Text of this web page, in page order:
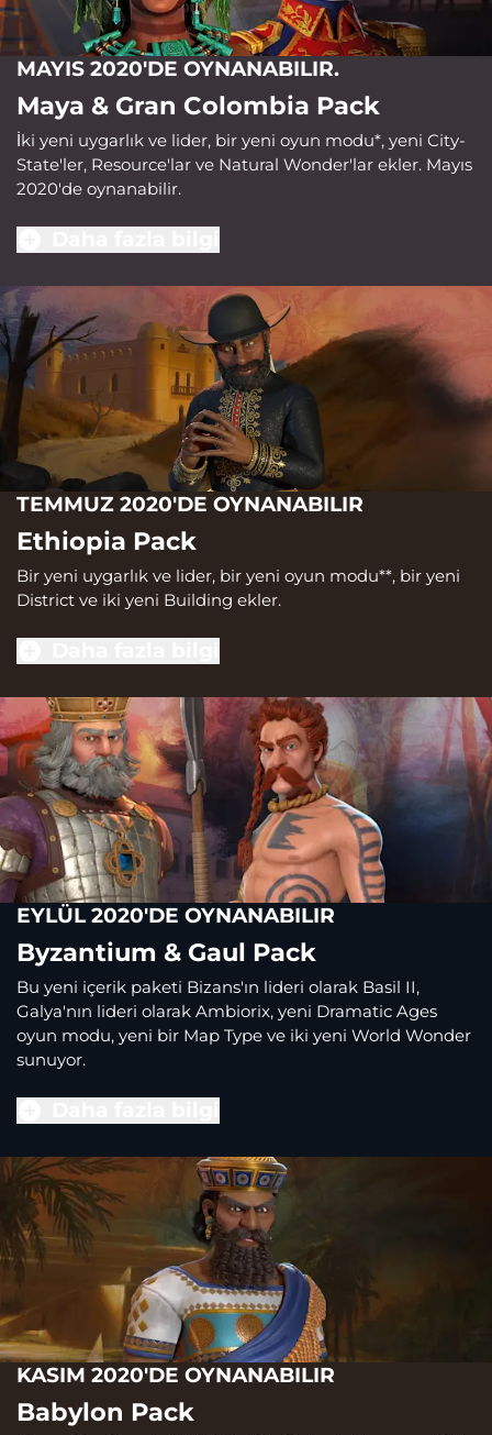
MAYIS 2020'DE OYNANABILIR.
Maya & Gran Colombia Pack
İki yeni uygarlık ve lider, bir yeni oyun modu*, yeni City-
State'ler, Resource'lar ve Natural Wonder'lar ekler. Mayıs
2020'de oynanabilir.
TEMMUZ 2020'DE OYNANABILIR
Ethiopia Pack
Bir yeni uygarlık ve lider, bir yeni oyun modu**, bir yeni
District ve iki yeni Building ekler.
EYLÜL 2020'DE OYNANABILIR
Byzantium & Gaul Pack
Bu yeni içerik paketi Bizans'ın lideri olarak Basil II,
Galya'nın lideri olarak Ambiorix, yeni Dramatic Ages
oyun modu, yeni bir Map Type ve iki yeni World Wonder
sunuyor.
KASIM 2020'DE OYNANABILIR
Babylon Pack